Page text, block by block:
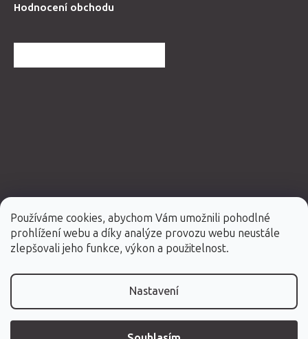
Používáme cookies, abychom Vám umožnili pohodlné
prohlížení webu a díky analýze provozu webu neustále
zlepšovali jeho funkce, výkon a použitelnost.
Nastavení
Hodnocení obchodu
Vytvořil Shoptet Premium